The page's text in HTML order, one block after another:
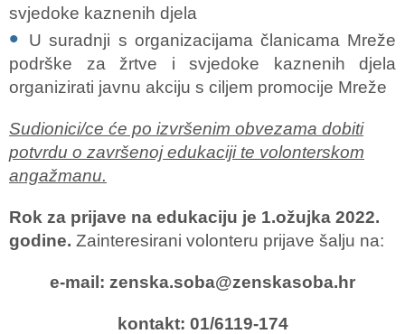
svjedoke kaznenih djela
U suradnji s organizacijama članicama Mreže
podrške za žrtve i svjedoke kaznenih djela
organizirati javnu akciju s ciljem promocije Mreže
Sudionici/ce će po izvršenim obvezama dobiti
potvrdu o završenoj edukaciji te volonterskom
angažmanu.
Rok za prijave na edukaciju je 1.ožujka 2022.
godine. Zainteresirani volonteru prijave šalju na:
e-mail: zenska.soba@zenskasoba.hr
kontakt: 01/6119-174